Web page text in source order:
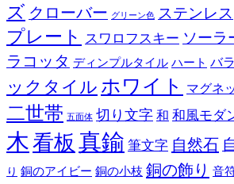
ズ クローバー グリーン色 ステンレス
プレート スワロフスキー ソーラ
ラコッタ ディンプルタイル ハート バラ
ックタイル ホワイト マグネ
二世帯 五面体 切り文字 和 和風モダ
木看板 真鍮 筆文字 自然石
り 銅のアイビー 銅の小枝 銅の飾り 音